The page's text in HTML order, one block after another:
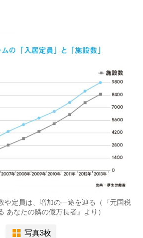
や定員は、増加の一途を辿る（『元国税
あなたの隣の億万長者』より）
写真3枚